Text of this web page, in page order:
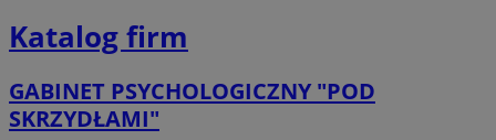
Katalog firm
GABINET PSYCHOLOGICZNY "POD
SKRZYDŁAMI"